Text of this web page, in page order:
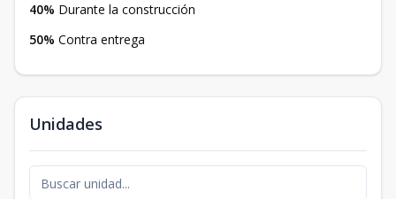
40% Durante la construcción
50% Contra entrega
Unidades